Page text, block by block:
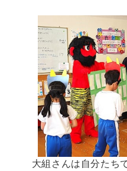
大組さんは自分たち